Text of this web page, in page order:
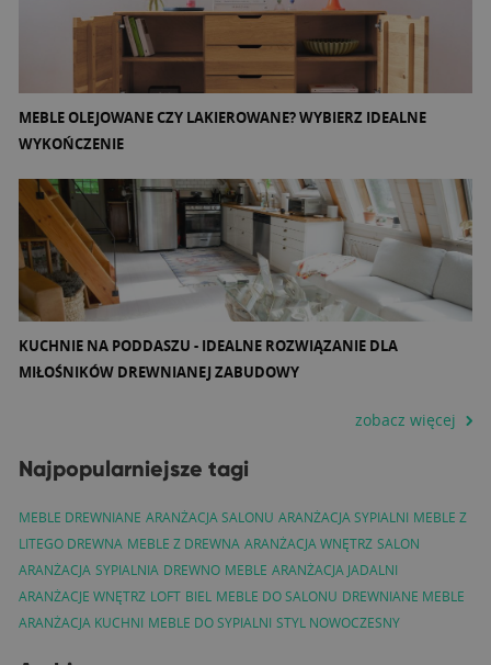
MEBLE OLEJOWANE CZY LAKIEROWANE? WYBIERZ IDEALNE
WYKOŃCZENIE
KUCHNIE NA PODDASZU - IDEALNE ROZWIĄZANIE DLA
MIŁOŚNIKÓW DREWNIANEJ ZABUDOWY
zobacz więcej
Najpopularniejsze tagi
MEBLE DREWNIANE ARANŻACJA SALONU ARANŻACJA SYPIALNI MEBLE Z
LITEGO DREWNA MEBLE Z DREWNA ARANŻACJA WNĘTRZ SALON
ARANŻACJA SYPIALNIA DREWNO MEBLE ARANŻACJA JADALNI
ARANŻACJE WNĘTRZ LOFT BIEL MEBLE DO SALONU DREWNIANE MEBLE
ARANŻACJA KUCHNI MEBLE DO SYPIALNI STYL NOWOCZESNY